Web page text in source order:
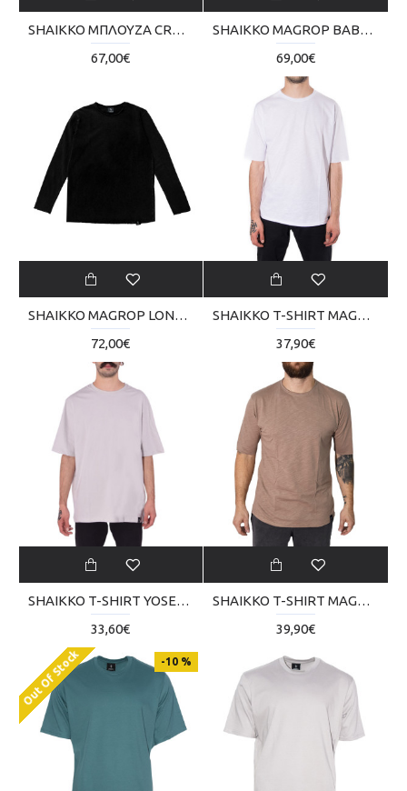
SHAIKKO ΜΠΛΟΥΖΑ CROP VINTAGE 210 SKU000TT02-0202V
67,00€
SHAIKKO MAGROP BABY VNTG SKU224TT06-2222
69,00€
SHAIKKO MAGROP LONG BABY VNTG SKU224TA05-2020
72,00€
SHAIKKO T-SHIRT MAGNI PLAIN SKU000TB02-1818
37,90€
SHAIKKO T-SHIRT YOSEMITY SKM01101-0321
33,60€
SHAIKKO T-SHIRT MAGNI PLAIN SKM00103-2221
39,90€
-10 %
Out Of Stock